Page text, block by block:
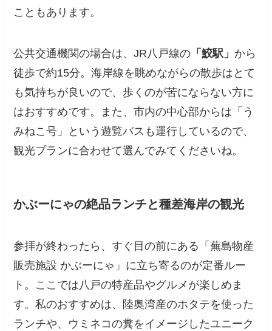
こともあります。
公共交通機関の場合は、JR八戸線の 「鮫駅」 から
徒歩で約15分。海岸線を眺めながらの散歩はとて
も気持ちが良いので、歩くのが苦にならない方に
はおすすめです。また、市内の中心部からは「う
みねこ号」という遊覧バスも運行しているので、
観光プランに合わせて選んでみてくださいね。
かぶーにゃの絶品ランチと種差海岸の観光
参拝が終わったら、すぐ目の前にある「蕪島物産
販売施設 かぶーにゃ」に立ち寄るのが定番ルー
ト。ここでは八戸の特産品やグルメが楽しめま
す。私のおすすめは、陸奥湾産のホタテを使った
ランチや、ウミネコの糞をイメージしたユニーク